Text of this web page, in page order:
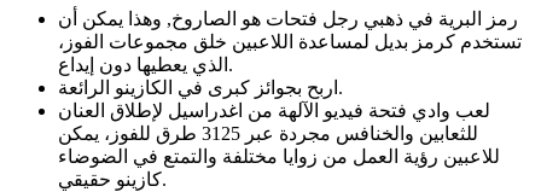
رمز البرية في ذهبي رجل فتحات هو الصاروخ, وهذا يمكن أن
تستخدم كرمز بديل لمساعدة اللاعبين خلق مجموعات الفوز،
الذي يعطيها دون إيداع.
اربح بجوائز كبرى في الكازينو الرائعة.
لعب وادي فتحة فيديو الآلهة من اغدراسيل لإطلاق العنان
للثعابين والخنافس مجردة عبر 3125 طرق للفوز، يمكن
للاعبين رؤية العمل من زوايا مختلفة والتمتع في الضوضاء
كازينو حقيقي.